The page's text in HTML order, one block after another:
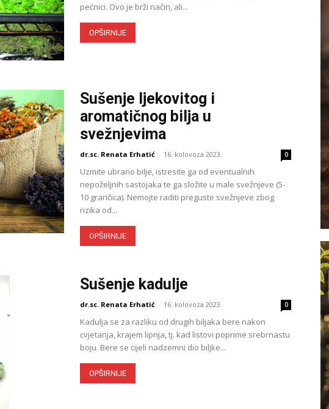
pećnici. Ovo je brži način, ali...
OPŠIRNIJE
Sušenje ljekovitog i
aromatičnog bilja u
svežnjevima
dr.sc. Renata Erhatić - 16. kolovoza 2023. 0
Uzmite ubrano bilje, istresite ga od eventualnih
nepoželjnih sastojaka te ga složite u male svežnjeve (5-
10 grančica). Nemojte raditi preguste svežnjeve zbog
rizika od...
OPŠIRNIJE
Sušenje kadulje
dr.sc. Renata Erhatić - 16. kolovoza 2023. 0
Kadulja se za razliku od drugih biljaka bere nakon
cvjetanja, krajem lipnja, tj. kad listovi poprime srebrnastu
boju. Bere se cijeli nadzemni dio biljke...
OPŠIRNIJE